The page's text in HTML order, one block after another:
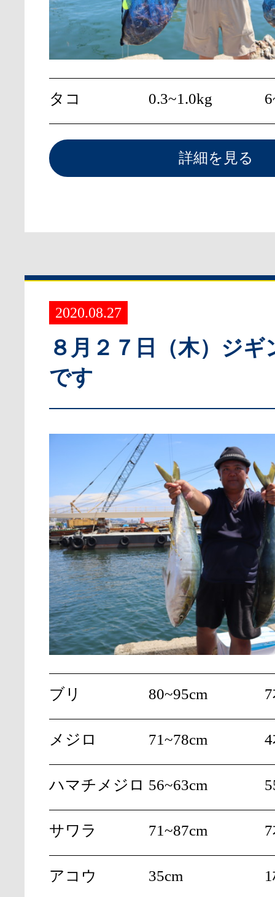
タコ 0.3~1.0kg
詳細を見る
2020.08.27
８月２７日（木）ジギ
です
ブリ 80~95cm
メジロ 71~78cm
ハマチメジロ 56~63cm
サワラ 71~87cm
アコウ 35cm